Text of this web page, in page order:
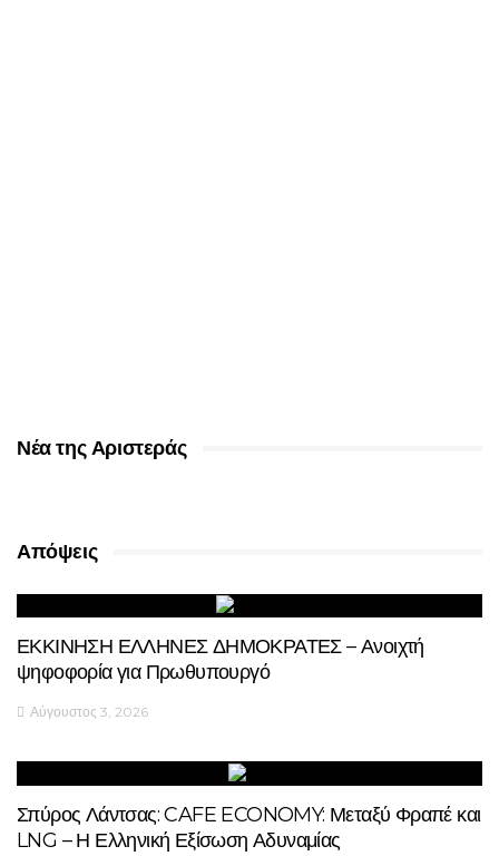
Νέα της Αριστεράς
Απόψεις
ΕΚΚΙΝΗΣΗ ΕΛΛΗΝΕΣ ΔΗΜΟΚΡΑΤΕΣ – Ανοιχτή
ψηφοφορία για Πρωθυπουργό
Αύγουστος 3, 2026
Σπύρος Λάντσας: CAFE ECONOMY: Μεταξύ Φραπέ και
LNG – Η Ελληνική Εξίσωση Αδυναμίας